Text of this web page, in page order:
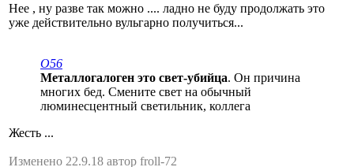
Нее , ну разве так можно .... ладно не буду продолжать это
уже действительно вульгарно получиться...
O56
Металлогалоген это свет-убийца. Он причина
многих бед. Смените свет на обычный
люминесцентный светильник, коллега
Жесть ...
Изменено 22.9.18 автор froll-72